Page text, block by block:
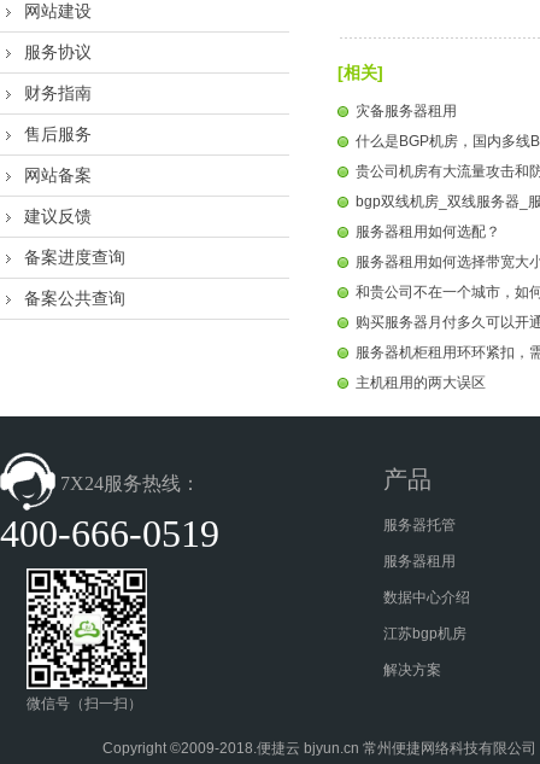
网站建设
服务协议
财务指南
售后服务
网站备案
建议反馈
备案进度查询
备案公共查询
[相关]
灾备服务器租用
什么是BGP机房，国内多线
贵公司机房有大流量攻击和
bgp双线机房_双线服务器_
服务器租用如何选配？
服务器租用如何选择带宽大
和贵公司不在一个城市，如
购买服务器月付多久可以开
服务器机柜租用环环紧扣，
主机租用的两大误区
7X24服务热线：
400-666-0519
微信号（扫一扫）
产品
服务器托管
服务器租用
数据中心介绍
江苏bgp机房
解决方案
Copyright ©2009-2018.便捷云 bjyun.cn 常州便捷网络科技有限公